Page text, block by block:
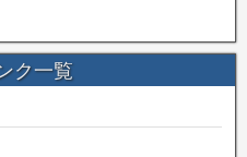
ク一覧